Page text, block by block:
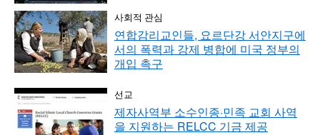
사회적 관심
연합감리교인들, 요르단강 서안지구에
서의 폭력과 강제 병합에 미국 정부의
개입 촉구
선교
제자사역부 소수인종·민족 교회 사역
을 지원하는 RELCC 기금 제공